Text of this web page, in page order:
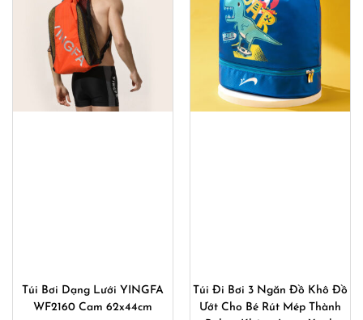
Túi Bơi Dạng Lưới YINGFA
WF2160 Cam 62x44cm
Túi Đi Bơi 3 Ngăn Đồ Khô Đồ
Ướt Cho Bé Rút Mép Thành